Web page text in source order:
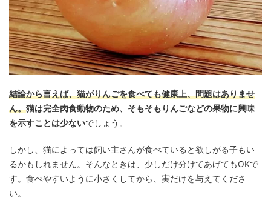
結論から言えば、猫がりんごを食べても健康上、問題はありませ
ん。猫は完全肉食動物のため、そもそもりんごなどの果物に興味
を示すことは少ないでしょう。
しかし、猫によっては飼い主さんが食べていると欲しがる子もい
るかもしれません。そんなときは、少しだけ分けてあげてもOKで
す。食べやすいように小さくしてから、実だけを与えてくださ
い。